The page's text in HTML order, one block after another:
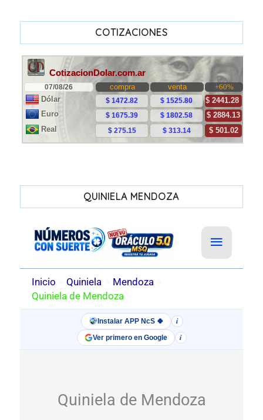
COTIZACIONES
QUINIELA MENDOZA